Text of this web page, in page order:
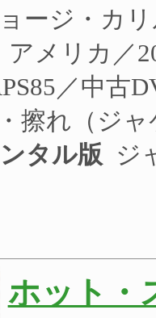
ージ・カ
メリカ／
／中古
擦れ（ジ
タル版 ジ
ホット